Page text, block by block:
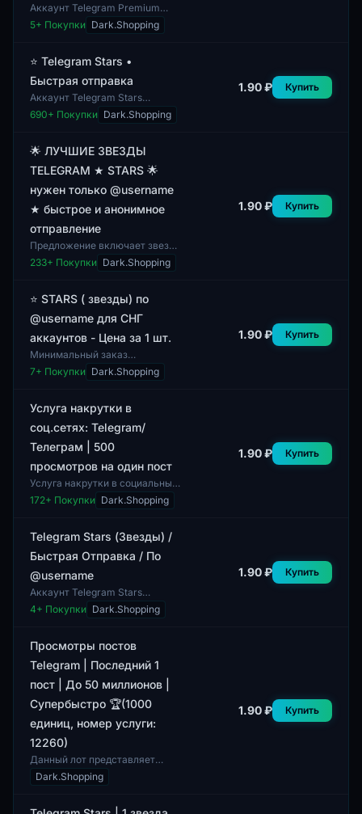
Аккаунт Telegram Premium
включает в себя подписчиков,
которые активно участвуют в
предоставляет...
5+ Покупки Dark.Shopping
⭐️ Telegram Stars •
Быстрая отправка
Аккаунт Telegram Stars
характеризуется различными
метриками профиля, которые
подписчиков и дру...
690+ Покупки Dark.Shopping
1.90 ₽ Купить
🌟 ЛУЧШИЕ ЗВЕЗДЫ
TELEGRAM ★ STARS 🌟
нужен только @username
★ быстрое и анонимное
отправление
Предложение включает звезды
для платформы Telegram,
которые можно получить,
Данный формат обесп...
233+ Покупки Dark.Shopping
1.90 ₽ Купить
⭐ STARS ( звезды) по
@username для СНГ
аккаунтов - Цена за 1 шт.
Минимальный заказ
составляет 1 шт. В данном
предложении представлены
(звезды) от @username, ор...
7+ Покупки Dark.Shopping
1.90 ₽ Купить
Услуга накрутки в
соц.сетях: Telegram/
Телеграм | 500
просмотров на один пост
Услуга накрутки в социальных
сетях предлагает возможность
увеличить количество
до 500. Дан...
172+ Покупки Dark.Shopping
1.90 ₽ Купить
Telegram Stars (Звезды) /
Быстрая Отправка / По
@username
Аккаунт Telegram Stars
(Звезды) предназначен для
пользователей, желающих
указанному @username....
4+ Покупки Dark.Shopping
1.90 ₽ Купить
Просмотры постов
Telegram | Последний 1
пост | До 50 миллионов |
Супербыстро 🏆(1000
единиц, номер услуги:
12260)
Данный лот представляет
собой услугу по увеличению
просмотров постов в Telegram,
просмотров на...
Dark.Shopping
1.90 ₽ Купить